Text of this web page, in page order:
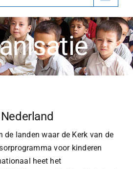
de landen waar de Kerk van de
voor kinderen
heet het